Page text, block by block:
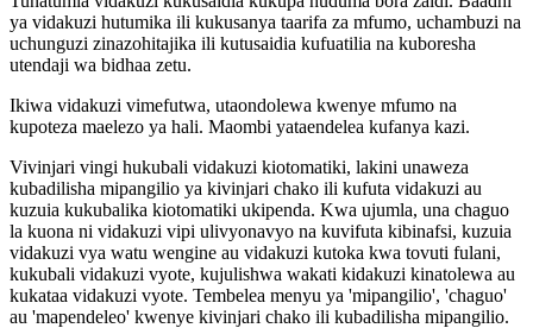
ya vidakuzi hutumika ili kukusanya taarifa za mfumo, uchambuzi na
uchunguzi zinazohitajika ili kutusaidia kufuatilia na kuboresha
utendaji wa bidhaa zetu.
Ikiwa vidakuzi vimefutwa, utaondolewa kwenye mfumo na
kupoteza maelezo ya hali. Maombi yataendelea kufanya kazi.
Vivinjari vingi hukubali vidakuzi kiotomatiki, lakini unaweza
kubadilisha mipangilio ya kivinjari chako ili kufuta vidakuzi au
kuzuia kukubalika kiotomatiki ukipenda. Kwa ujumla, una chaguo
la kuona ni vidakuzi vipi ulivyonavyo na kuvifuta kibinafsi, kuzuia
vidakuzi vya watu wengine au vidakuzi kutoka kwa tovuti fulani,
kukubali vidakuzi vyote, kujulishwa wakati kidakuzi kinatolewa au
kukataa vidakuzi vyote. Tembelea menyu ya 'mipangilio', 'chaguo'
au 'mapendeleo' kwenye kivinjari chako ili kubadilisha mipangilio.